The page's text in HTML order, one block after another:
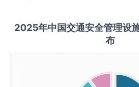
2025年中国交通安全管理设
布